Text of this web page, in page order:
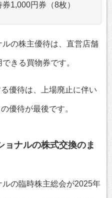
1,000円券（8枚）
の株主優待は、直営店舗
きる買物券です。
優待は、上場廃止に伴い
優待が最後です。
ョナルの株式交換のま
の臨時株主総会が2025年